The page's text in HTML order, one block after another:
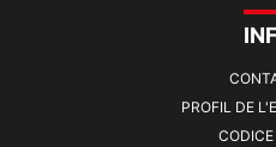
PROFIL DE